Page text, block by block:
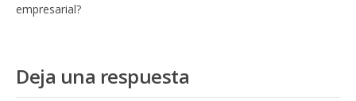
empresarial?
Deja una respuesta